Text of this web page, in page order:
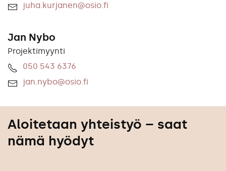
juha.kurjanen@osio.fi
Jan Nybo
Projektimyynti
050 543 6376
jan.nybo@osio.fi
Aloitetaan yhteistyö – saat
nämä hyödyt